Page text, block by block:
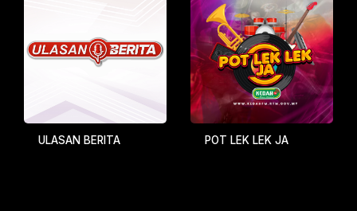
ULASAN BERITA POT LEK LEK JA